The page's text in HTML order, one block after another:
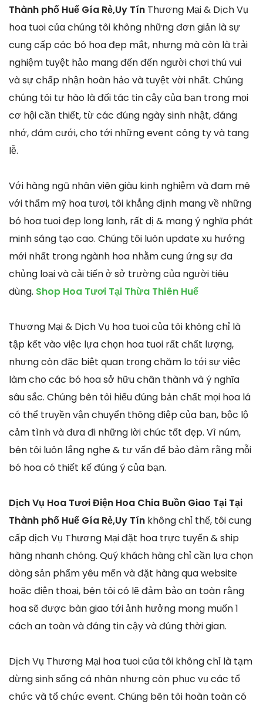
Thành phố Huế Gía Rẻ,Uy Tín Thương Mại & Dịch Vụ
hoa tuoi của chúng tôi không những đơn giản là sự
cung cấp các bó hoa đẹp mắt, nhưng mà còn là trải
nghiệm tuyệt hảo mang đến đến người chơi thú vui
và sự chấp nhận hoàn hảo và tuyệt vời nhất. Chúng
chúng tôi tự hào là đối tác tin cậy của bạn trong mọi
cơ hội cần thiết, từ các đúng ngày sinh nhật, đáng
nhớ, đám cưới, cho tới những event công ty và tang
lễ.
Với hàng ngũ nhân viên giàu kinh nghiệm và đam mê
với thẩm mỹ hoa tươi, tôi khẳng định mang về những
bó hoa tuoi đẹp long lanh, rất dị & mang ý nghĩa phát
minh sáng tạo cao. Chúng tôi luôn update xu hướng
mới nhất trong ngành hoa nhằm cung ứng sự đa
chủng loại và cải tiến ở sở trường của người tiêu
dùng. Shop Hoa Tươi Tại Thừa Thiên Huế
Thương Mại & Dịch Vụ hoa tuoi của tôi không chỉ là
tập kết vào việc lựa chọn hoa tuoi rất chất lượng,
nhưng còn đặc biệt quan trọng chăm lo tới sự việc
làm cho các bó hoa sở hữu chân thành và ý nghĩa
sâu sắc. Chúng bên tôi hiểu đúng bản chất mọi hoa lá
có thể truyền vận chuyển thông điệp của bạn, bộc lộ
cảm tình và đưa đi những lời chúc tốt đẹp. Vì núm,
bên tôi luôn lắng nghe & tư vấn để bảo đảm rằng mỗi
bó hoa có thiết kế đúng ý của bạn.
Dịch Vụ Hoa Tươi Điện Hoa Chia Buồn Giao Tại Tại
Thành phố Huế Gía Rẻ,Uy Tín không chỉ thế, tôi cung
cấp dịch Vụ Thương Mại đặt hoa trực tuyến & ship
hàng nhanh chóng. Quý khách hàng chỉ cần lựa chọn
dòng sản phẩm yêu mến và đặt hàng qua website
hoặc điện thoại, bên tôi có lẽ đảm bảo an toàn rằng
hoa sẽ được bàn giao tới ảnh hưởng mong muốn 1
cách an toàn và đáng tin cậy và đúng thời gian.
Dịch Vụ Thương Mại hoa tuoi của tôi không chỉ là tạm
dừng sinh sống cá nhân nhưng còn phục vụ các tổ
chức và tổ chức event. Chúng bên tôi hoàn toàn có